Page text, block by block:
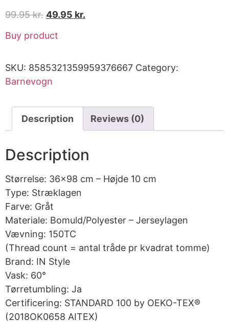
99.95kr. 49.95 kr.
Buy product
SKU: 8585321359959376667 Category:
Barnevogn
Description Reviews (0)
Description
Størrelse: 36×98 cm – Højde 10 cm
Type: Stræklagen
Farve: Gråt
Materiale: Bomuld/Polyester – Jerseylagen
Vævning: 150TC
(Thread count = antal tråde pr kvadrat tomme)
Brand: IN Style
Vask: 60°
Tørretumbling: Ja
Certificering: STANDARD 100 by OEKO-TEX®
(2018OK0658 AITEX)